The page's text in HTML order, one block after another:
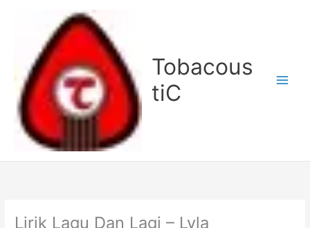
Tobacous
tiC
Lirik Lagu Dan Lagi – Lyla